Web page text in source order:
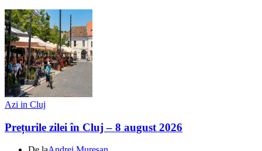
Azi in Cluj
Prețurile zilei în Cluj – 8 august 2026